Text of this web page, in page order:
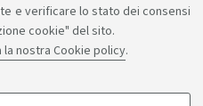
e verificare lo stato dei consensi
cookie" del sito.
la nostra Cookie policy.